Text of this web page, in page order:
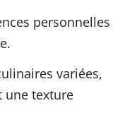
personnelles
variées,
une texture